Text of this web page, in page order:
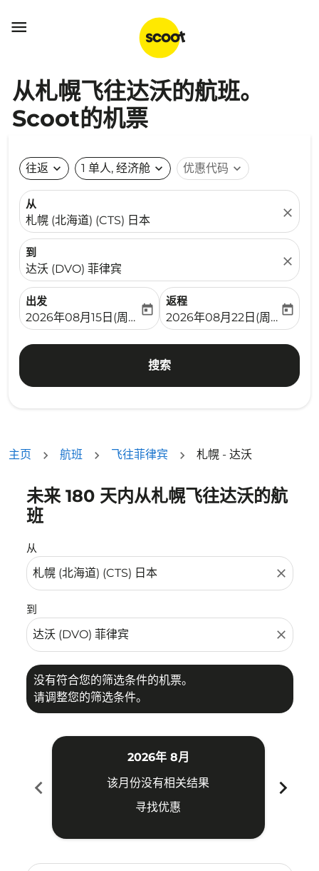

从札幌飞往达沃的航班。
Scoot的机票
往返 expand_more 1 单人, 经济舱 expand_more 优惠代码 expand_more
从
札幌 (北海道) (CTS) 日本
close
到
达沃 (DVO) 菲律宾
close
出发
fc-booking-departure-date-aria-label
2026年08月15日(周六)
today
返程
fc-booking-return-date-
2026年08月22日(周六)
today
搜索
主页 航班 飞往菲律宾 札幌 - 达沃
未来 180 天内从札幌飞往达沃的航
班
从
close
到
close
没有符合您的筛选条件的机票。
请调整您的筛选条件。
没有符合您的筛选条件的机票。请调整您的筛选条件。
chevron_left
2026年 8月
该月份没有相关结果
寻找优惠
chevron_right